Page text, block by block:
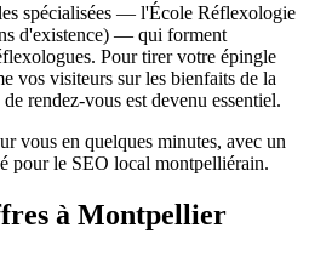
spécialisées — l'École Réflexologie
d'existence) — qui forment
Pour tirer votre épingle
vos visiteurs sur les bienfaits de la
rendez-vous est devenu essentiel.
vous en quelques minutes, avec un
pour le SEO local montpelliérain.
à Montpellier